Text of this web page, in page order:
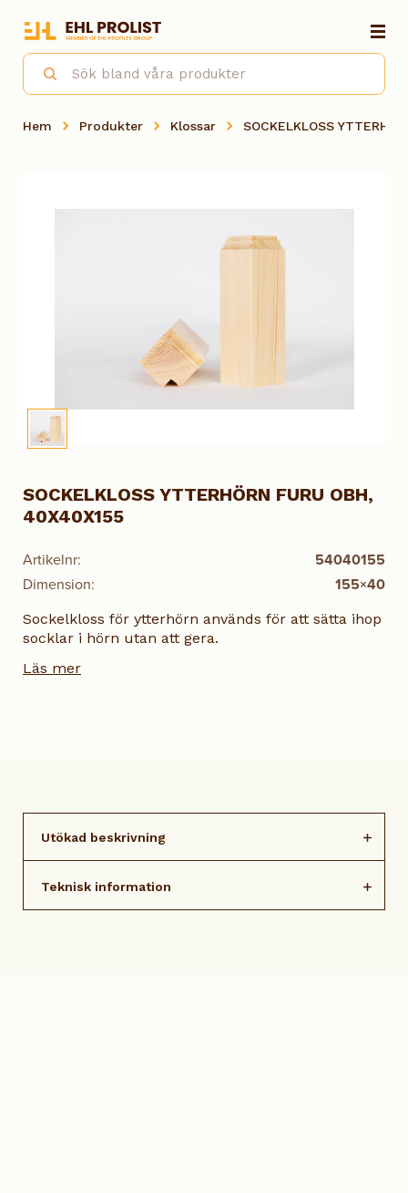
Hem Produkter Klossar SOCKELKLOSS
Artikelnr:
54040155
Dimension:
155×40
SOCKELKLOSS YTTERHÖRN FURU OBH,
40X40X155
Sockelkloss för ytterhörn används för att sätta ihop
socklar i hörn utan att gera.
Läs mer
Utökad beskrivning
Teknisk information